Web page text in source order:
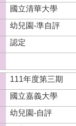
國立清華大學
幼兒園-準自評
認定
111年度第三期
國立嘉義大學
幼兒園-自評